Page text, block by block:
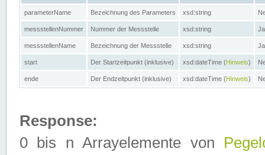
parameterName Bezeichnung des Parameters xsd:string
messstellenNummer Nummer der Messstelle xsd:string Ja
messstellenName Bezeichnung der Messstelle xsd:string Ja
start Der Startzeitpunkt (inklusive) xsd:dateTime (Hinweis)
ende Der Endzeitpunkt (inklusive) xsd:dateTime (Hinweis)
Response:
0 bis n Arrayelemente von